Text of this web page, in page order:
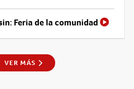
Feria de la comunidad
VER MÁS